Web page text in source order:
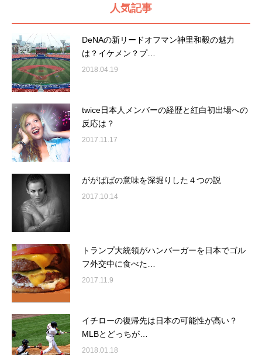
人気記事
DeNAの新リードオフマン神里和毅の魅力
は？イケメン？プ…
2018.04.19
twice日本人メンバーの経歴と紅白初出場への
反応は？
2017.11.17
ががばばの意味を深堀りした４つの説
2017.10.14
トランプ大統領がハンバーガーを日本でゴル
フ外交中に食べた…
2017.11.9
イチローの復帰先は日本の可能性が高い？
MLBとどっちが…
2018.01.18